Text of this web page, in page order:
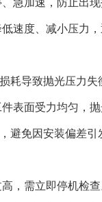
速度、减小压力，
导致抛光压力失
表面受力均匀，抛
免因安装偏差引
，需立即停机检查